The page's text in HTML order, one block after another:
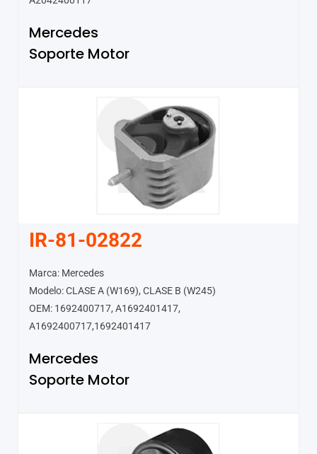
Mercedes
Soporte Motor
IR-81-02822
Marca: Mercedes
Modelo: CLASE A (W169), CLASE B (W245)
OEM: 1692400717, A1692401417,
A1692400717,1692401417
Mercedes
Soporte Motor